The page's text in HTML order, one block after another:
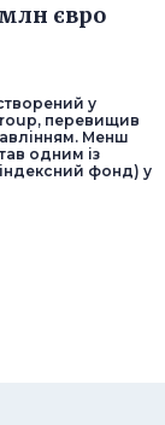
євро
у
перевищив
Менш
одним із
фонд) у